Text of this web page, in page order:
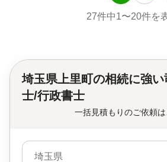
27件中1〜20件を
埼玉県上里町の相続に強
士/行政書士
一括見積もりのご依頼は
埼玉県